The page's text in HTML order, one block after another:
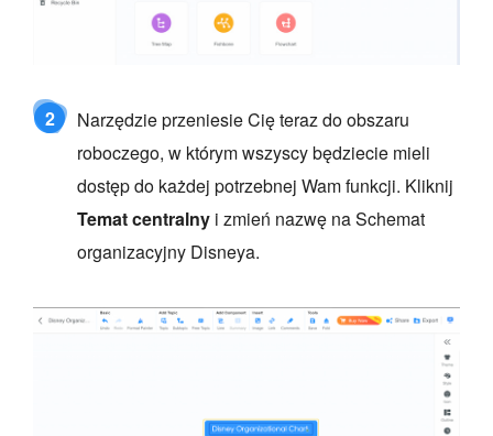
2
Narzędzie przeniesie Cię teraz do obszaru
roboczego, w którym wszyscy będziecie mieli
dostęp do każdej potrzebnej Wam funkcji. Kliknij
Temat centralny i zmień nazwę na Schemat
organizacyjny Disneya.